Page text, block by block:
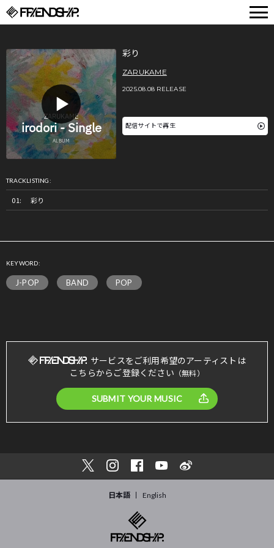
彩り
ZARUKAME
2025.08.08 RELEASE
配信サイトで再生
TRACKLISTING:
彩り
KEYWORD:
J-POP BAND POP
サービスをご利用希望のアーティストは
こちらからご登録ください （無料）
SUBMIT YOUR MUSIC
日本語 English